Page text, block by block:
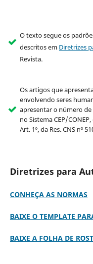
O texto segue os
descritos em Diretrizes
Revista.
Os artigos que
envolvendo seres
apresentar o número
no Sistema CEP/
Art. 1º, da Res. CNS nº
Diretrizes para
CONHEÇA AS NORMAS
BAIXE O TEMPLATE
BAIXE A FOLHA DE